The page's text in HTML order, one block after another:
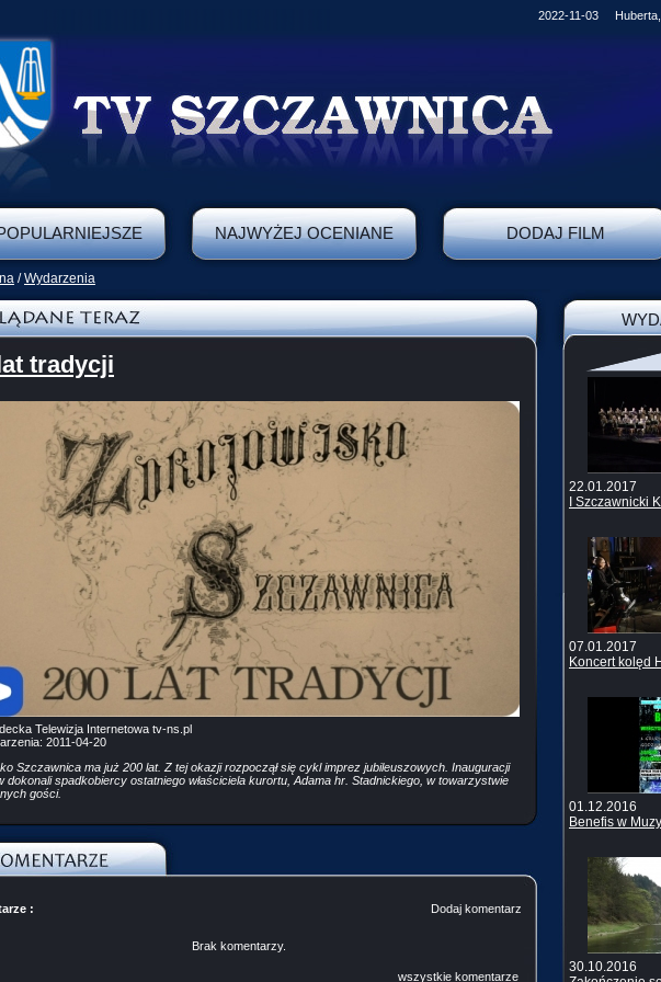
2022-11-03 Huberta,
NAJWYŻEJ OCENIANE DODAJ FILM
/Wydarzenia
tradycji
Telewizja Internetowa tv-ns.pl
2011-04-20
Szczawnica ma już 200 lat. Z tej okazji rozpoczął się cykl imprez jubileuszowych. Inauguracji
dokonali spadkobiercy ostatniego właściciela kurortu, Adama hr. Stadnickiego, w towarzystwie
gości.
: Dodaj komentarz
Brak komentarzy.
wszystkie komentarze
22.01.2017
I Szczawnicki
07.01.2017
Koncert kolęd
01.12.2016
Benefis w
30.10.2016